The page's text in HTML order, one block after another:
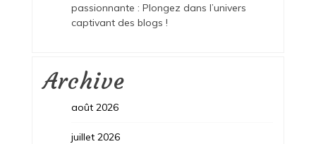
passionnante : Plongez dans l’univers
captivant des blogs !
Archive
août 2026
juillet 2026